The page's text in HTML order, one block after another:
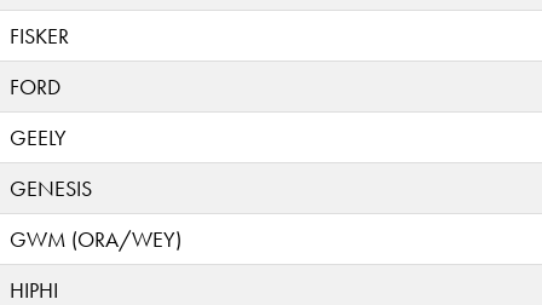
FISKER
FORD
GEELY
GENESIS
GWM (ORA/WEY)
HIPHI